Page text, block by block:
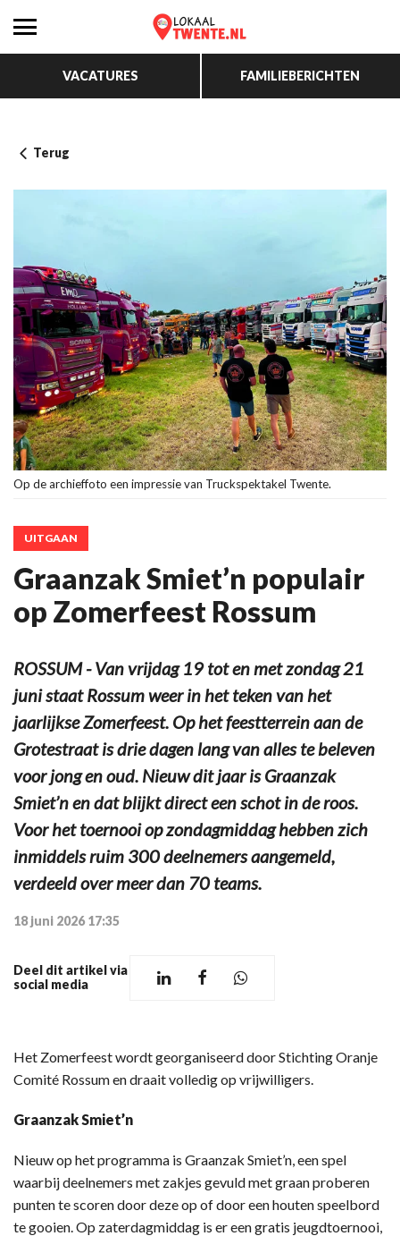
VACATURES FAMILIEBERICHTEN
Terug
Op de archieffoto een impressie van Truckspektakel Twente.
UITGAAN
Graanzak Smiet’n populair
op Zomerfeest Rossum
ROSSUM - Van vrijdag 19 tot en met zondag 21
juni staat Rossum weer in het teken van het
jaarlijkse Zomerfeest. Op het feestterrein aan de
Grotestraat is drie dagen lang van alles te beleven
voor jong en oud. Nieuw dit jaar is Graanzak
Smiet’n en dat blijkt direct een schot in de roos.
Voor het toernooi op zondagmiddag hebben zich
inmiddels ruim 300 deelnemers aangemeld,
verdeeld over meer dan 70 teams.
18 juni 2026 17:35
Deel dit artikel via
social media
Het Zomerfeest wordt georganiseerd door Stichting Oranje
Comité Rossum en draait volledig op vrijwilligers.
Graanzak Smiet’n
Nieuw op het programma is Graanzak Smiet’n, een spel
waarbij deelnemers met zakjes gevuld met graan proberen
punten te scoren door deze op of door een houten speelbord
te gooien. Op zaterdagmiddag is er een gratis jeugdtoernooi,